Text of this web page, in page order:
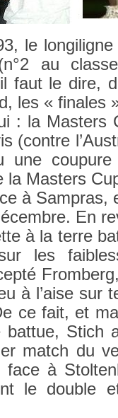
le
au
il faut le dire,
les « fin­ales
: la Mast­ers
(con­tre
co­upure
la Mast­ers
à Sampras,
En
à la terre
les
à l’aise sur
ce fait, et
bat­tue, Stich
match du
face à
le doub­le